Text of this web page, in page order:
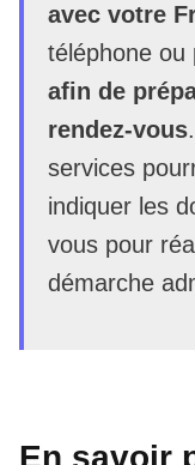
avec votre
téléphone ou
afin de
rendez-vous
services
indiquer les
vous pour
démarche
En savoir